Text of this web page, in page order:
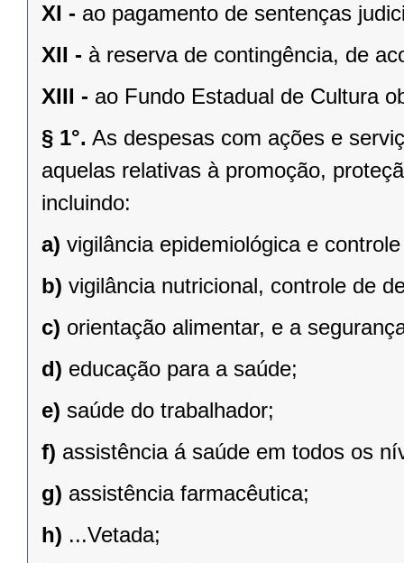
XI - ao pagamento de sentenças
XII - à reserva de contingência, de
XIII - ao Fundo Estadual de Cultura
§ 1°. As despesas com ações e
aquelas relativas à promoção,
incluindo:
a) vigilância epidemiológica e
b) vigilância nutricional, controle de
c) orientação alimentar, e a
d) educação para a saúde;
e) saúde do trabalhador;
f) assistência á saúde em todos os
g) assistência farmacêutica;
h) ...Vetada;